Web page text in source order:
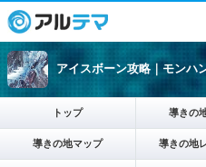
アイスボーン攻略｜モンハ
トップ 導きの
導きの地マップ 導きの地